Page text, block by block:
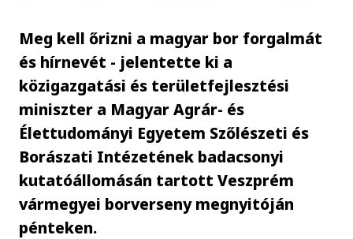
Meg kell őrizni a magyar bor forgalmát
és hírnevét - jelentette ki a
közigazgatási és területfejlesztési
miniszter a Magyar Agrár- és
Élettudományi Egyetem Szőlészeti és
Borászati Intézetének badacsonyi
kutatóállomásán tartott Veszprém
vármegyei borverseny megnyitóján
pénteken.